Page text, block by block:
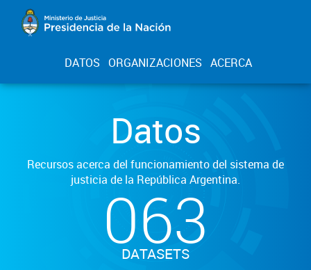
DATOS ORGANIZACIONES ACERCA
Datos
Recursos acerca del funcionamiento del sistema de
justicia de la República Argentina.
063
DATASETS